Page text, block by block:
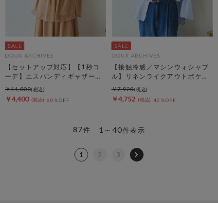
DOUX ARCHIVES
【セットアップ対応】【1秒コ
ーデ】エスパンディギャザーブ
ラウス
￥4,400 60％OFF
￥11,000
DOUX ARCHIVES
【接触冷感／マシンウォシャブ
ル】リネンライクアウトポケッ
トシャツ
￥4,752 40％OFF
￥7,920
1～40件表示
87件
1 2 3